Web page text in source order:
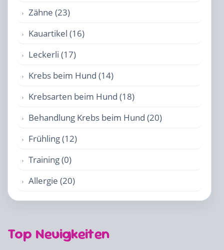
Zähne (23)
Kauartikel (16)
Leckerli (17)
Krebs beim Hund (14)
Krebsarten beim Hund (18)
Behandlung Krebs beim Hund (20)
Frühling (12)
Training (0)
Allergie (20)
Top Neuigkeiten